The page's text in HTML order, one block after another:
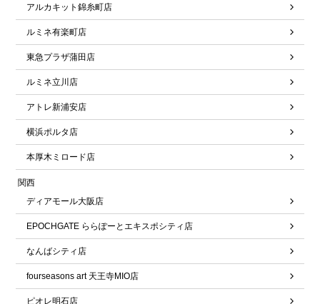
アルカキット錦糸町店
ルミネ有楽町店
東急プラザ蒲田店
ルミネ立川店
アトレ新浦安店
横浜ポルタ店
本厚木ミロード店
関西
ディアモール大阪店
EPOCHGATE ららぽーとエキスポシティ店
なんばシティ店
fourseasons art 天王寺MIO店
ピオレ明石店